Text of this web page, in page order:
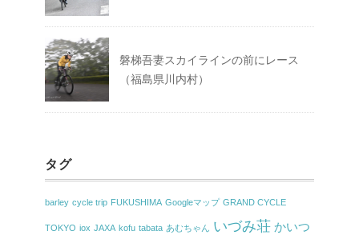
磐梯吾妻スカイラインの前にレース
（福島県川内村）
タグ
barley cycle trip FUKUSHIMA Googleマップ GRAND CYCLE
TOKYO iox JAXA kofu tabata あむちゃん いづみ荘 かいつ